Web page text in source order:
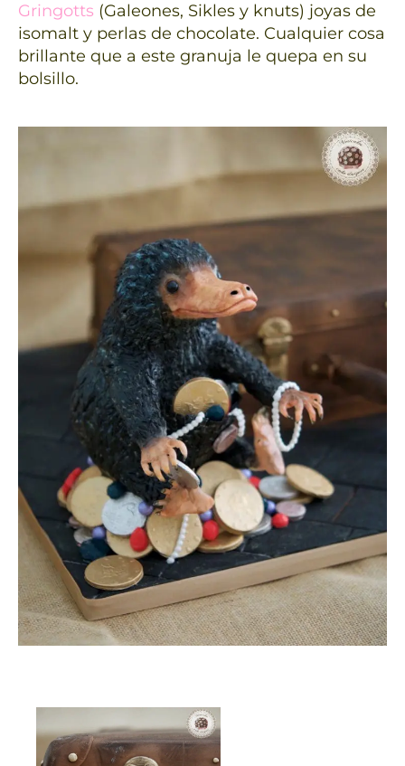
Gringotts (Galeones, Sikles y knuts) joyas de
isomalt y perlas de chocolate. Cualquier cosa
brillante que a este granuja le quepa en su
bolsillo.